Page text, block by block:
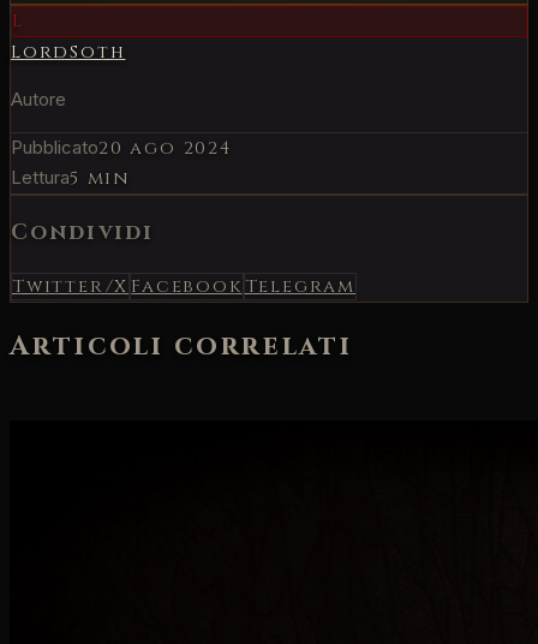
L
LordSoth
Autore
Pubblicato20 ago 2024
Lettura5 min
Condividi
Twitter/X Facebook Telegram
Articoli correlati